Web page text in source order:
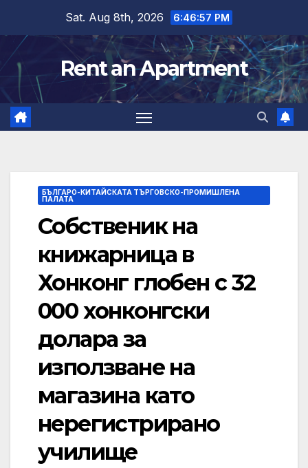
content
Sat. Aug 8th, 2026 6:46:58 PM
Rent an Apartment
БЪЛГАРО-КИТАЙСКАТА ТЪРГОВСКО-ПРОМИШЛЕНА
ПАЛАТА
Собственик на
книжарница в
Хонконг глобен с 32
000 хонконгски
долара за
използване на
магазина като
нерегистрирано
училище